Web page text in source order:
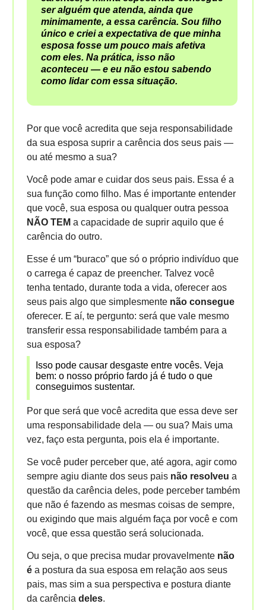
ser alguém que atenda, ainda que
minimamente, a essa carência. Sou filho
único e criei a expectativa de que minha
esposa fosse um pouco mais afetiva
com eles. Na prática, isso não
aconteceu — e eu não estou sabendo
como lidar com essa situação.
Por que você acredita que seja responsabilidade
da sua esposa suprir a carência dos seus pais —
ou até mesmo a sua?
Você pode amar e cuidar dos seus pais. Essa é a
sua função como filho. Mas é importante entender
que você, sua esposa ou qualquer outra pessoa
NÃO TEM a capacidade de suprir aquilo que é
carência do outro.
Esse é um “buraco” que só o próprio indivíduo que
o carrega é capaz de preencher. Talvez você
tenha tentado, durante toda a vida, oferecer aos
seus pais algo que simplesmente não consegue
oferecer. E aí, te pergunto: será que vale mesmo
transferir essa responsabilidade também para a
sua esposa?
Isso pode causar desgaste entre vocês. Veja
bem: o nosso próprio fardo já é tudo o que
conseguimos sustentar.
Por que será que você acredita que essa deve ser
uma responsabilidade dela — ou sua? Mais uma
vez, faço esta pergunta, pois ela é importante.
Se você puder perceber que, até agora, agir como
sempre agiu diante dos seus pais não resolveu a
questão da carência deles, pode perceber também
que não é fazendo as mesmas coisas de sempre,
ou exigindo que mais alguém faça por você e com
você, que essa questão será solucionada.
Ou seja, o que precisa mudar provavelmente não
éa postura da sua esposa em relação aos seus
pais, mas sim a sua perspectiva e postura diante
da carência deles.